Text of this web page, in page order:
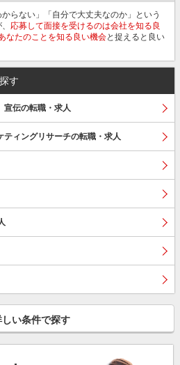
からない」「自分で大丈夫なのか」という
応募して面接を受けるのは会社を知る良
なたのことを知る良い機会と捉えると良い
す
宣伝の転職・求人
ィングリサーチの転職・求人
しい条件で探す